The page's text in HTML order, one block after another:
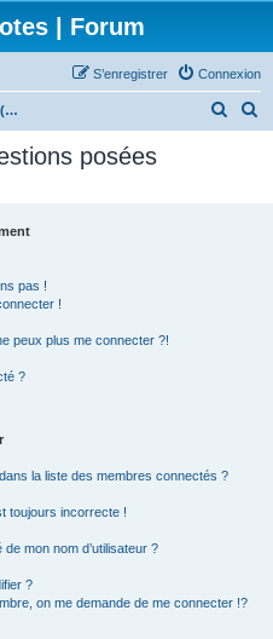
| Forum
Connexion
S’enregistrer
Foire aux questions (Questions posées fréquemment)
posées
pas !
!
peux plus me connecter ?!
?
la liste des membres connectés ?
toujours incorrecte !
mon nom d’utilisateur ?
?
on me demande de me connecter !?